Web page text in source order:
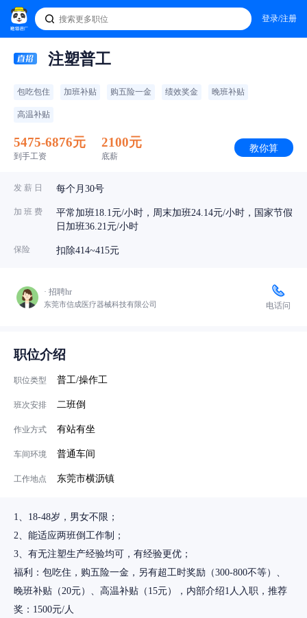
登录/注册
注塑普工
包吃包住 加班补贴 购五险一金 绩效奖金 晚班补贴
高温补贴
5475-6876元
到手工资
2100元
底薪
教你算
发 薪 日 每个月30号
加 班 费
平常加班18.1元/小时，周末加班24.14元/小时，国家节假
日加班36.21元/小时
保险 扣除414~415元
· 招聘hr
东莞市信成医疗器械科技有限公司 电话问
职位介绍
职位类型 普工/操作工
班次安排 二班倒
作业方式 有站有坐
车间环境 普通车间
工作地点 东莞市横沥镇
1、18-48岁，男女不限；
2、能适应两班倒工作制；
3、有无注塑生产经验均可，有经验更优；
福利：包吃住，购五险一金，另有超工时奖励（300-800不等）、
晚班补贴（20元）、高温补贴（15元），内部介绍1人入职，推荐
奖：1500元/人